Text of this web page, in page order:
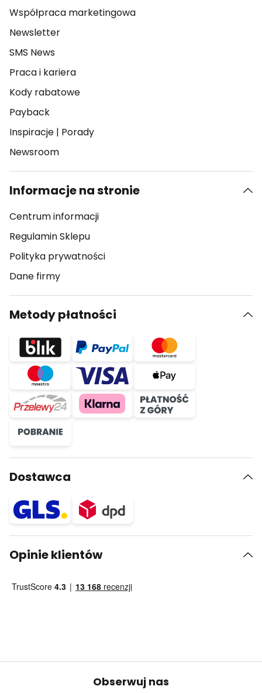
Współpraca marketingowa
Newsletter
SMS News
Praca i kariera
Kody rabatowe
Payback
Inspiracje | Porady
Newsroom
Informacje na stronie
Centrum informacji
Regulamin Sklepu
Polityka prywatności
Dane firmy
Metody płatności
Dostawca
Opinie klientów
Obserwuj nas